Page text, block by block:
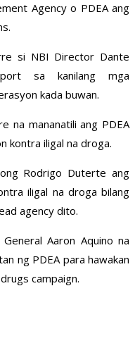
Agency o PDEA ang
si NBI Director Dante
sa kanilang mga
kada buwan.
na mananatili ang PDEA
kontra iligal na droga.
Rodrigo Duterte ang
iligal na droga bilang
agency dito.
Aaron Aquino na
ng PDEA para hawakan
campaign.